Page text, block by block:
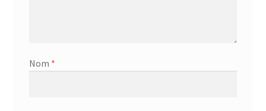
Nom *